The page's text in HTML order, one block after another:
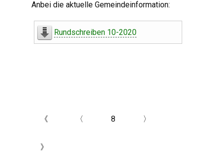
Anbei die aktuelle Gemeindeinformation:
Rundschreiben 10-2020
《 〈 8 〉
》